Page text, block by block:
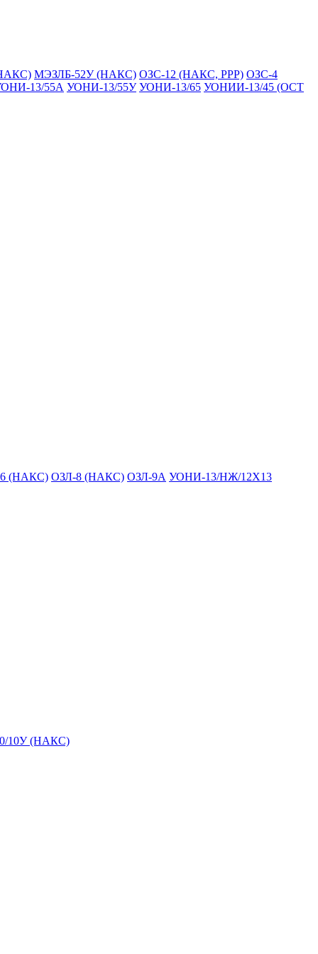
МЭЗЛБ-52У (НАКС) ОЗС-12 (НАКС, РРР) ОЗС-4
13/55А УОНИ-13/55У УОНИ-13/65 УОНИИ-13/45 (ОСТ
(НАКС) ОЗЛ-8 (НАКС) ОЗЛ-9А УОНИ-13/НЖ/12Х13
10У (НАКС)